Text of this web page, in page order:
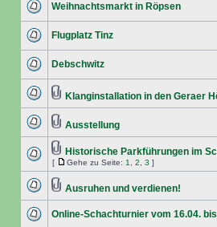
Weihnachtsmarkt in Röpsen
Flugplatz Tinz
Debschwitz
Klanginstallation in den Geraer
Ausstellung
Historische Parkführungen im
[ Gehe zu Seite: 1 2 3 ]
Ausruhen und verdienen!
Online-Schachturnier vom 16.04.